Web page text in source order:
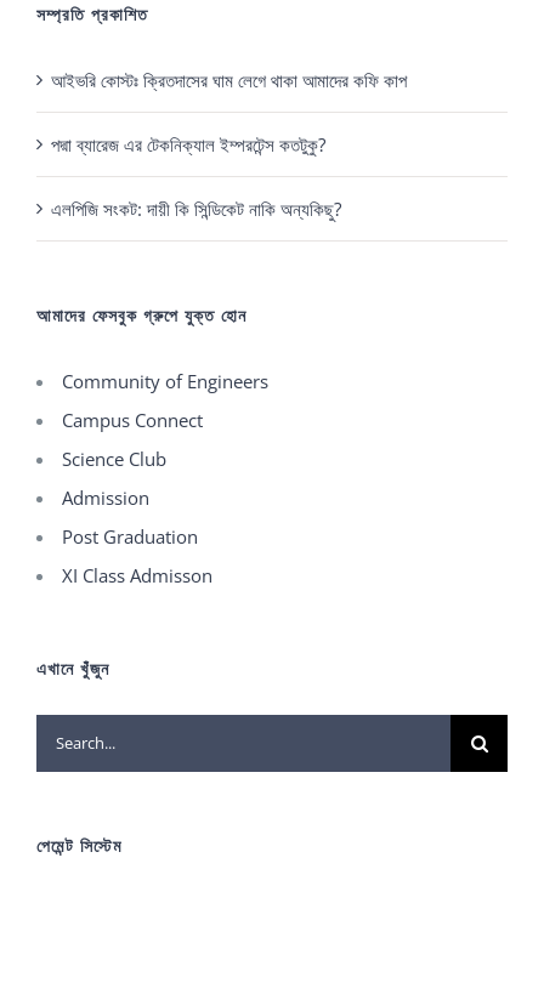
সম্প্রতি প্রকাশিত
আইভরি কোস্টঃ ক্রিতদাসের ঘাম লেগে থাকা আমাদের কফি কাপ
পদ্মা ব্যারেজ এর টেকনিক্যাল ইম্পরটেন্স কতটুকু?
এলপিজি সংকট: দায়ী কি সিন্ডিকেট নাকি অন্যকিছু?
আমাদের ফেসবুক গ্রুপে যুক্ত হোন
Community of Engineers
Campus Connect
Science Club
Admission
Post Graduation
XI Class Admisson
এখানে খুঁজুন
Search
for:
পেমেন্ট সিস্টেম